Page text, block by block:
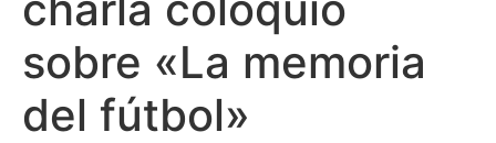
sobre «La memoria
del fútbol»